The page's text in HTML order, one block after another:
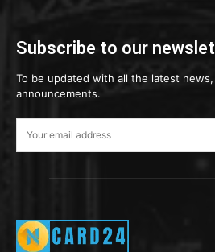
Subscribe to our
To be updated with all the latest
announcements.